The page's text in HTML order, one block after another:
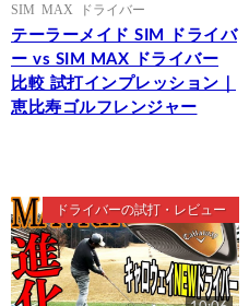
SIM MAX ドライバー
テーラーメイド SIM ドライバ
ー vs SIM MAX ドライバー
比較 試打インプレッション｜
恵比寿ゴルフレンジャー
ドライバーの試打・レビュー